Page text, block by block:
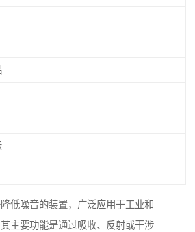
低噪音的装置，广泛应用于工业和
主要功能是通过吸收、反射或干涉